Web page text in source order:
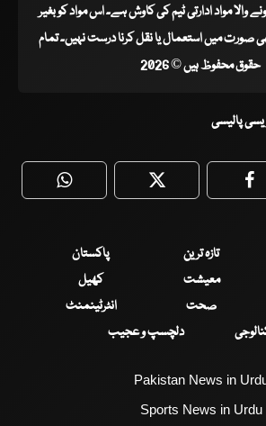
والا مواد ادارتی ٹیم کی کاوش ہے۔ اس مواد کو بغیر
میں استعمال یا نقل کرنا درست نہیں۔ تمام
حقوق محفوظ ہیں © 2026
پالیسی
WhatsApp Twitter
تازہ ترین
پاکستان
معیشت
کھیل
صحت
انٹرٹینمنٹ
دلچسپ و عجیب
Pakistan News in
Sports News in Urdu